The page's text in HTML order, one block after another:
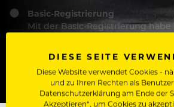
Basic-Registrierung
Mit der Basic-Registrierung
DIESE SEITE
Diese Website verwendet Cookies -
und zu Ihren Rechten als
Datenschutzerklärung am Ende der
Akzeptieren“, um Cookies zu